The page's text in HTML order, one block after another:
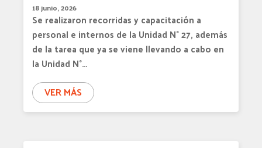
18 junio, 2026
Se realizaron recorridas y capacitación a
personal e internos de la Unidad N° 27, además
de la tarea que ya se viene llevando a cabo en
la Unidad N°…
VER MÁS